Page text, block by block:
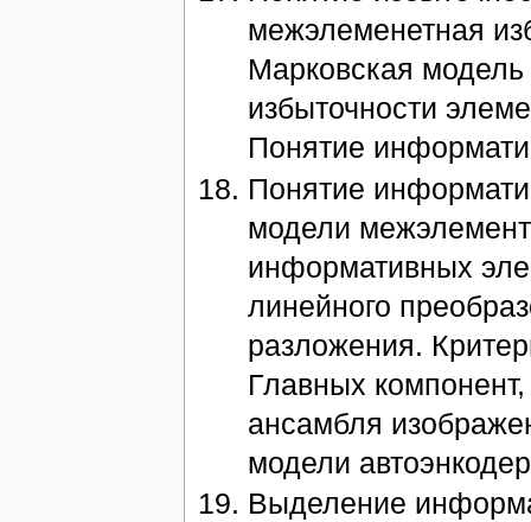
межэлеменетная
Марковская
избыточности
Понятие
Понятие
модели
информативных
линейного
разложения.
Главных
ансамбля
модели
Выделение